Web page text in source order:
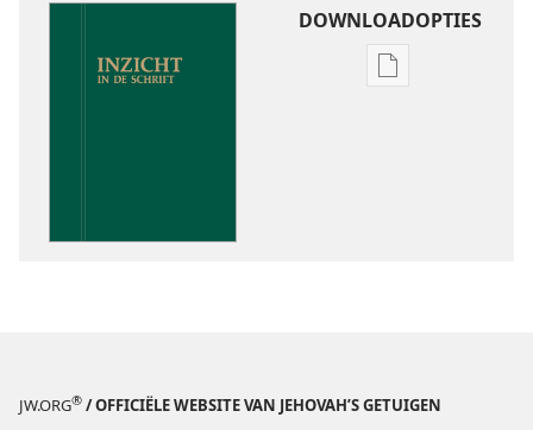
DOWNLOADOPTIES
JW.ORG® / OFFICIËLE WEBSITE VAN JEHOVAH’S GETUIGEN